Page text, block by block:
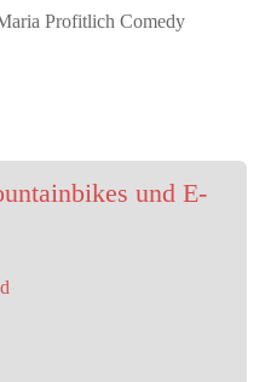
Profitlich Comedy
und E-